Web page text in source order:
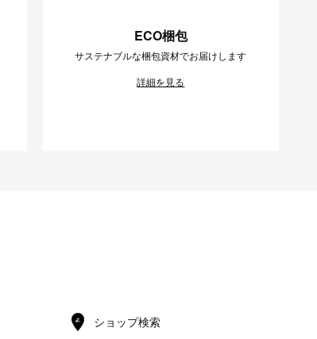
ECO梱包
サステナブルな梱包資材でお届けします
詳細を見る
ショップ検索